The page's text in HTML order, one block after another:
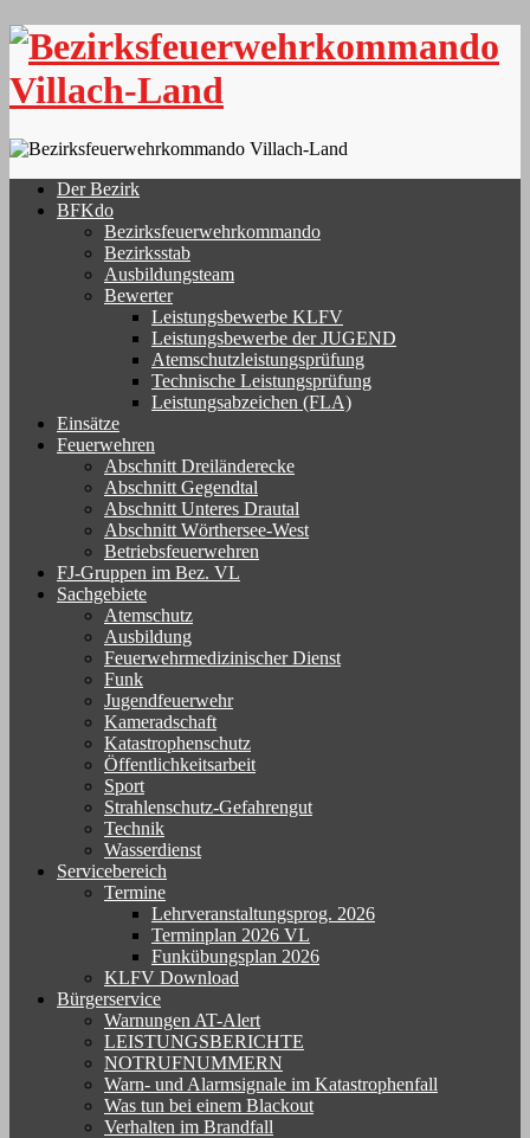
Skip
content
Der Bezirk
BFKdo
Bezirksfeuerwehrkommando
Bezirksstab
Ausbildungsteam
Bewerter
Leistungsbewerbe KLFV
Leistungsbewerbe der JUGEND
Atemschutzleistungsprüfung
Technische Leistungsprüfung
Leistungsabzeichen (FLA)
Einsätze
Feuerwehren
Abschnitt Dreiländerecke
Abschnitt Gegendtal
Abschnitt Unteres Drautal
Abschnitt Wörthersee-West
Betriebsfeuerwehren
FJ-Gruppen im Bez. VL
Sachgebiete
Atemschutz
Ausbildung
Feuerwehrmedizinischer Dienst
Funk
Jugendfeuerwehr
Kameradschaft
Katastrophenschutz
Öffentlichkeitsarbeit
Sport
Strahlenschutz-Gefahrengut
Technik
Wasserdienst
Servicebereich
Termine
Lehrveranstaltungsprog. 2026
Terminplan 2026 VL
Funkübungsplan 2026
KLFV Download
Bürgerservice
Warnungen AT-Alert
LEISTUNGSBERICHTE
NOTRUFNUMMERN
Warn- und Alarmsignale im Katastrophenfall
Was tun bei einem Blackout
Verhalten im Brandfall